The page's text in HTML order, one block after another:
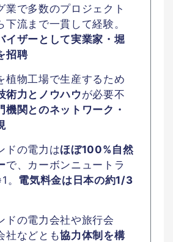
業で多数のプロジェクト
下流まで一貫して経験。
イザーとして実業家・堀
招聘
植物工場で生産するため
術力とノウハウが必要不
機関とのネットワーク・
ドの電力はほぼ100%自然
で、カーボンニュートラ
。 電気料金は日本の約1/3
ドの電力会社や旅行会
社などとも協力体制を構